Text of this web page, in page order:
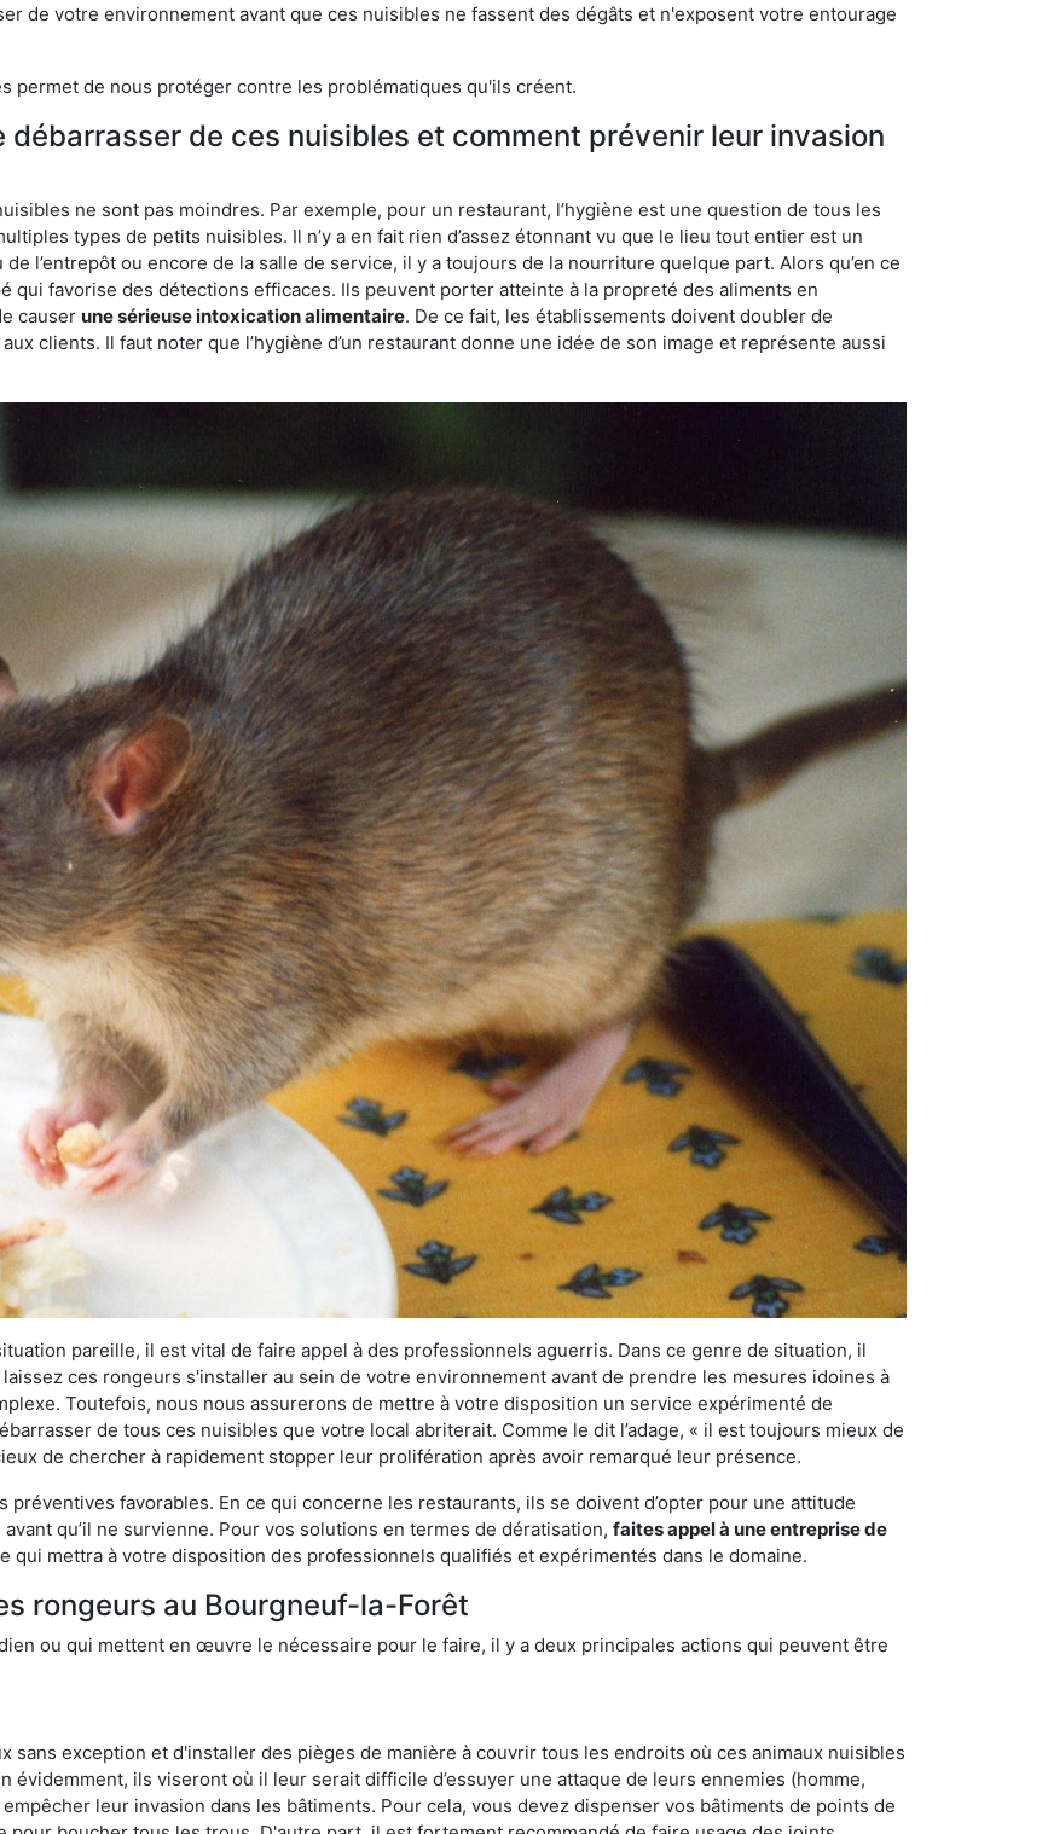
de votre environnement avant que ces nuisibles ne fassent des dégâts et n'exposent votre entourage
permet de nous protéger contre les problématiques qu'ils créent.
de ces nuisibles et comment prévenir leur invasion
ne sont pas moindres. Par exemple, pour un restaurant, l’hygiène est une question de tous les
types de petits nuisibles. Il n’y a en fait rien d’assez étonnant vu que le lieu tout entier est un
de l’entrepôt ou encore de la salle de service, il y a toujours de la nourriture quelque part. Alors qu’en ce
qui favorise des détections efficaces. Ils peuvent porter atteinte à la propreté des aliments en
causer une sérieuse intoxication alimentaire. De ce fait, les établissements doivent doubler de
clients. Il faut noter que l’hygiène d’un restaurant donne une idée de son image et représente aussi
pareille, il est vital de faire appel à des professionnels aguerris. Dans ce genre de situation, il
ces rongeurs s'installer au sein de votre environnement avant de prendre les mesures idoines à
Toutefois, nous nous assurerons de mettre à votre disposition un service expérimenté de
de tous ces nuisibles que votre local abriterait. Comme le dit l’adage, « il est toujours mieux de
de chercher à rapidement stopper leur prolifération après avoir remarqué leur présence.
favorables. En ce qui concerne les restaurants, ils se doivent d’opter pour une attitude
qu’il ne survienne. Pour vos solutions en termes de dératisation, faites appel à une entreprise de
qui mettra à votre disposition des professionnels qualifiés et expérimentés dans le domaine.
rongeurs au Bourgneuf-la-Forêt
ou qui mettent en œuvre le nécessaire pour le faire, il y a deux principales actions qui peuvent être
sans exception et d'installer des pièges de manière à couvrir tous les endroits où ces animaux nuisibles
évidemment, ils viseront où il leur serait difficile d’essuyer une attaque de leurs ennemies (homme,
leur invasion dans les bâtiments. Pour cela, vous devez dispenser vos bâtiments de points de